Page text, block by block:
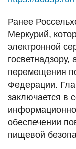
Ранее
Меркурий,
электронной
перемещения
Федерации.
заключается в
обеспечении
пищевой